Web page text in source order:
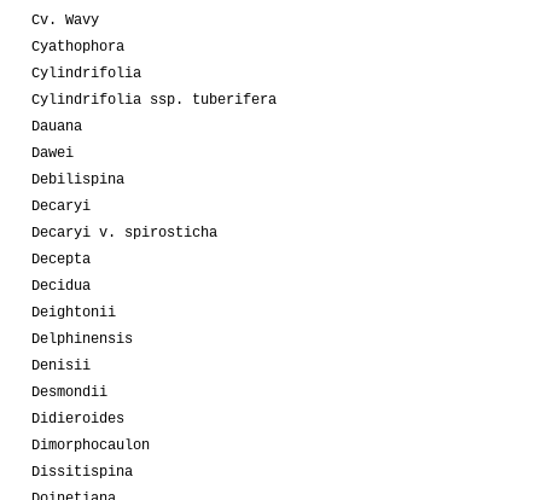
Cv. Wavy
Cyathophora
Cylindrifolia
Cylindrifolia ssp. tuberifera
Dauana
Dawei
Debilispina
Decaryi
Decaryi v. spirosticha
Decepta
Decidua
Deightonii
Delphinensis
Denisii
Desmondii
Didieroides
Dimorphocaulon
Dissitispina